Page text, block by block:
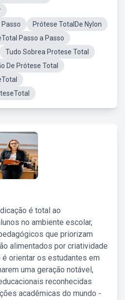
Prótese TotalDe Nylon
Passo a Passo
Tudo Sobrea Protese Total
De Prótese Total
é total ao
no ambiente escolar,
que priorizam
alimentados por criatividade
orientar os estudantes em
uma geração notável,
reconhecidas
acadêmicas do mundo -